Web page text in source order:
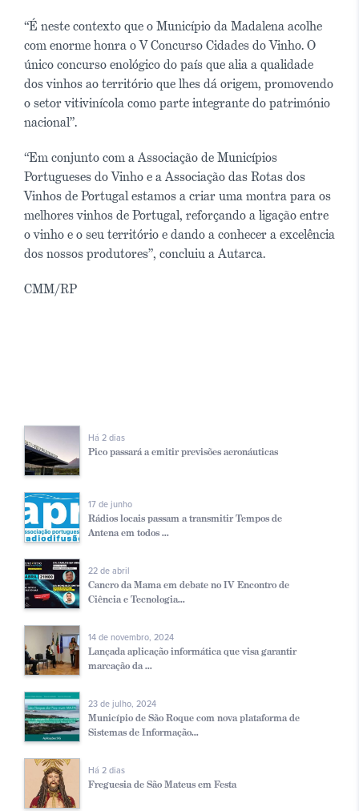
“É neste contexto que o Município da Madalena acolhe
com enorme honra o V Concurso Cidades do Vinho. O
único concurso enológico do país que alia a qualidade
dos vinhos ao território que lhes dá origem, promovendo
o setor vitivinícola como parte integrante do património
nacional”.
“Em conjunto com a Associação de Municípios
Portugueses do Vinho e a Associação das Rotas dos
Vinhos de Portugal estamos a criar uma montra para os
melhores vinhos de Portugal, reforçando a ligação entre
o vinho e o seu território e dando a conhecer a excelência
dos nossos produtores”, concluiu a Autarca.
CMM/RP
Há 2 dias
Pico passará a emitir previsões aeronáuticas
17 de junho
Rádios locais passam a transmitir Tempos de
Antena em todos ...
22 de abril
Cancro da Mama em debate no IV Encontro de
Ciência e Tecnologia...
14 de novembro, 2024
Lançada aplicação informática que visa garantir
marcação da ...
23 de julho, 2024
Município de São Roque com nova plataforma de
Sistemas de Informação...
Há 2 dias
Freguesia de São Mateus em Festa